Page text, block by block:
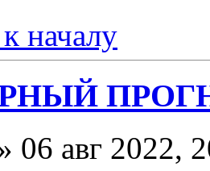
началу
06 авг 2022,